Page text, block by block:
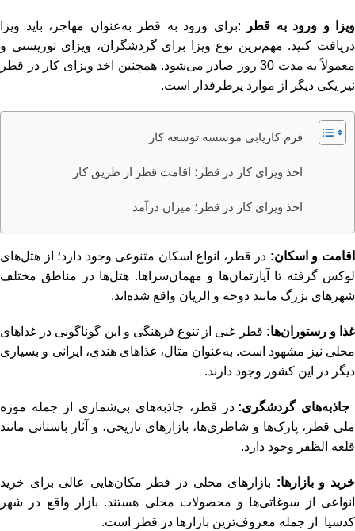
ویزا و ورود به قطر
:برای ورود به قطر به‌عنوان مهاجر، باید ویزا
دریافت کنید. مهم‌ترین نوع ویزا برای گردشگران، ویزای توریستی و
معمولاً به مدت 30 روز صادر می‌شود. همچنین اخذ ویزای کار در قطر
نیز یکی دیگر از موارد پرطرفدار است.
فرم کاریابی موسسه توسعه کار
اخذ ویزای کار در قطر؛ اقامت قطر از طریق کار
اخذ ویزای کار در قطر؛ میزان درآمد
اقامت و اسکان: در قطر، انواع اسکان متنوعی وجود دارد؛ از هتل‌های
لوکس گرفته تا آپارتمان‌ها و مهمان‌سراها. هتل‌ها در مناطق مختلف
شهرهای بزرگ مانند دوحه و الریان واقع شده‌اند.
غذا و رستوران‌ها: قطر غنی از تنوع فرهنگی و این گوناگونی در غذاهای
محلی نیز مشهود است. به‌عنوان مثال، غذاهای هندی، ایرانی و بسیاری
دیگر در این کشور وجود دارند.
جاذبه‌های گردشگری: در قطر، جاذبه‌های بی‌شماری از جمله موزه
ملی قطر، پارک‌ها و شاطری‌ها، بازارهای تاریخی، و آثار باستانی مانند
قلعه الظفر وجود دارد.
خرید و بازارها: بازارهای محلی در قطر مکان‌هایی عالی برای خرید
انواعی از سوغاتی‌ها و محصولات محلی هستند. بازار واقع در شهر
کدسیا از جمله معروف‌ترین بازارها در قطر است.